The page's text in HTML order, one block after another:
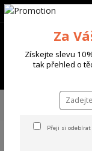
+420 702 136 620
Basic T-Shirt bright/
Za
Získejte slevu
tak přehled o
Přeji si